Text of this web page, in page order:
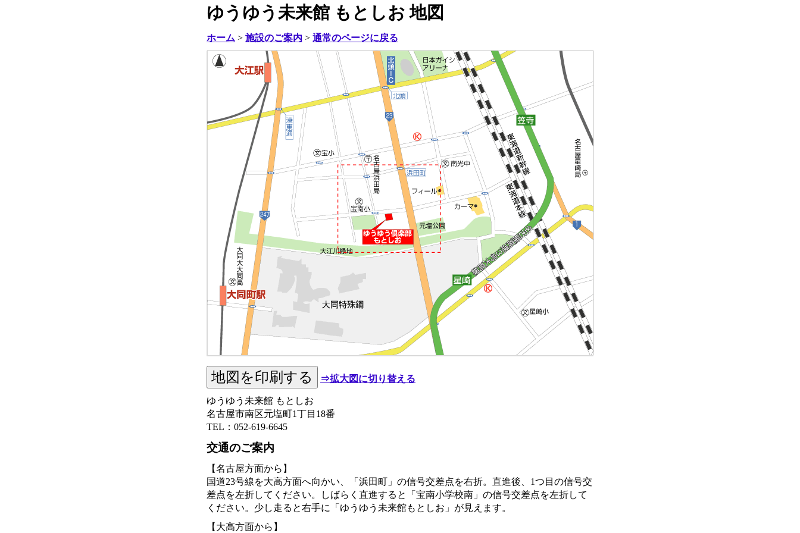
ゆうゆう未来館 もとしお 地図
ホーム > 施設のご案内 > 通常のページに戻る
⇒拡大図に切り替える
ゆうゆう未来館 もとしお
名古屋市南区元塩町1丁目18番
TEL：052-619-6645
交通のご案内
【名古屋方面から】
国道23号線を大高方面へ向かい、「浜田町」の信号交差点を右折。直進後、1つ目の信号交
差点を左折してください。しばらく直進すると「宝南小学校南」の信号交差点を左折して
ください。少し走ると右手に「ゆうゆう未来館もとしお」が見えます。
【大高方面から】